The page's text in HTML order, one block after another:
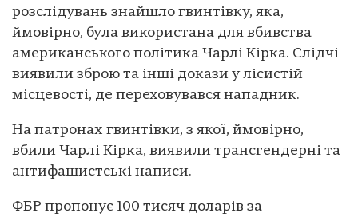
розслідувань знайшло гвинтівку, яка,
ймовірно, була використана для вбивства
американського політика Чарлі Кірка. Слідчі
виявили зброю та інші докази у лісистій
місцевості, де переховувався нападник.
На патронах гвинтівки, з якої, ймовірно,
вбили Чарлі Кірка, виявили трансгендерні та
антифашистські написи.
ФБР пропонує 100 тисяч доларів за